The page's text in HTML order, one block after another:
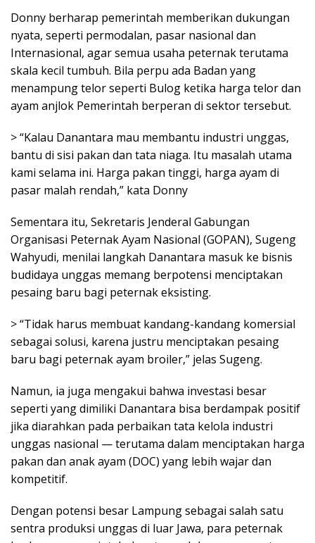
Donny berharap pemerintah memberikan dukungan
nyata, seperti permodalan, pasar nasional dan
Internasional, agar semua usaha peternak terutama
skala kecil tumbuh. Bila perpu ada Badan yang
menampung telor seperti Bulog ketika harga telor dan
ayam anjlok Pemerintah berperan di sektor tersebut.
> “Kalau Danantara mau membantu industri unggas,
bantu di sisi pakan dan tata niaga. Itu masalah utama
kami selama ini. Harga pakan tinggi, harga ayam di
pasar malah rendah,” kata Donny
Sementara itu, Sekretaris Jenderal Gabungan
Organisasi Peternak Ayam Nasional (GOPAN), Sugeng
Wahyudi, menilai langkah Danantara masuk ke bisnis
budidaya unggas memang berpotensi menciptakan
pesaing baru bagi peternak eksisting.
> “Tidak harus membuat kandang-kandang komersial
sebagai solusi, karena justru menciptakan pesaing
baru bagi peternak ayam broiler,” jelas Sugeng.
Namun, ia juga mengakui bahwa investasi besar
seperti yang dimiliki Danantara bisa berdampak positif
jika diarahkan pada perbaikan tata kelola industri
unggas nasional — terutama dalam menciptakan harga
pakan dan anak ayam (DOC) yang lebih wajar dan
kompetitif.
Dengan potensi besar Lampung sebagai salah satu
sentra produksi unggas di luar Jawa, para peternak